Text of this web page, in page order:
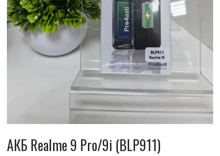
АКБ Realme 9 Pro/9i (BLP911)